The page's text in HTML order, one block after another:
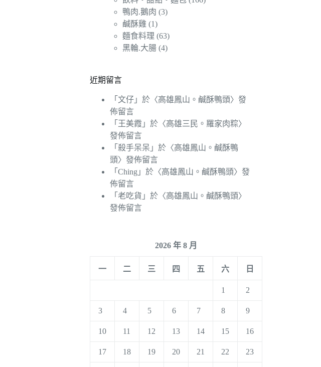
鴨肉.鵝肉 (3)
鹹酥雞 (1)
麵食料理 (63)
黑輪.大腸 (4)
近期留言
「文仔 」於〈高雄鳳山。鹹酥鴨頭〉發
佈留言
「 王美霞 」於〈高雄三民。羅家肉粽〉
發佈留言
「殺手呆呆 」於〈高雄鳳山。鹹酥鴨
頭〉發佈留言
「Ching 」於〈高雄鳳山。鹹酥鴨頭〉發
佈留言
「老吃貨 」於〈高雄鳳山。鹹酥鴨頭〉
發佈留言
2026 年 8 月
一 二 三 四 五 六 日
1 2
3 4 5 6 7 8 9
10 11 12 13 14 15 16
17 18 19 20 21 22 23